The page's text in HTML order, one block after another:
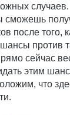
случаев.
сможешь
после того,
против
сейчас
этим
что